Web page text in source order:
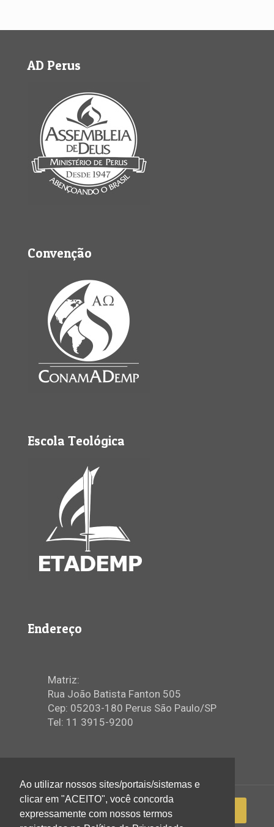
AD Perus
Convenção
Escola Teológica
Endereço
Matriz:
Rua João Batista Fanton 505
Cep: 05203-180 Perus São Paulo/SP
Tel: 11 3915-9200
Ao utilizar nossos sites/portais/sistemas e
clicar em "ACEITO", você concorda
expressamente com nossos termos